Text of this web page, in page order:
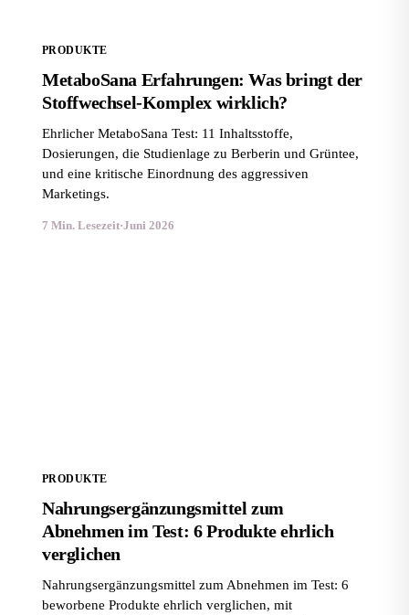
PRODUKTE
MetaboSana Erfahrungen: Was bringt der
Stoffwechsel-Komplex wirklich?
Ehrlicher MetaboSana Test: 11 Inhaltsstoffe,
Dosierungen, die Studienlage zu Berberin und Grüntee,
und eine kritische Einordnung des aggressiven
Marketings.
7 Min. Lesezeit·Juni 2026
PRODUKTE
Nahrungsergänzungsmittel zum
Abnehmen im Test: 6 Produkte ehrlich
verglichen
Nahrungsergänzungsmittel zum Abnehmen im Test: 6
beworbene Produkte ehrlich verglichen, mit